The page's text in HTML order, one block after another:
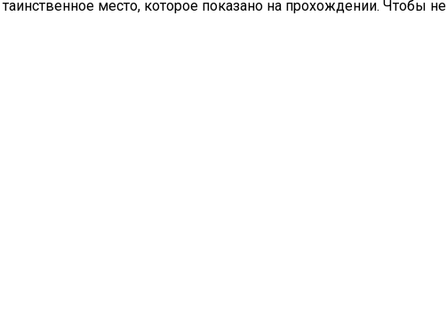
место, которое показано на прохождении. Чтобы не